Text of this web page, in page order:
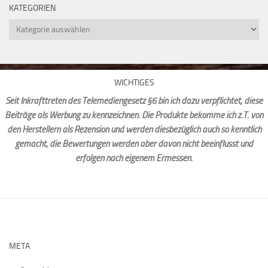
KATEGORIEN
Kategorien
WICHTIGES
Seit Inkrafttreten des Telemediengesetz §6 bin ich dazu verpflichtet, diese
Beiträge als Werbung zu kennzeichnen. Die Produkte bekomme ich z.T. von
den Herstellern als Rezension und werden diesbezüglich auch so kenntlich
gemacht, die Bewertungen werden aber davon nicht beeinflusst und
erfolgen nach eigenem Ermessen.
META